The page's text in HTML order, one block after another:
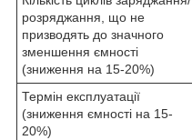
розряджання, що не
призводять до значного
зменшення ємності
(зниження на 15-20%)
Термін експлуатації
(зниження ємності на 15-
20%)